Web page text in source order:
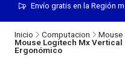
Envío gratis en la Región
Inicio Computacion
Mouse
Mouse Logitech Mx
Ergonómico